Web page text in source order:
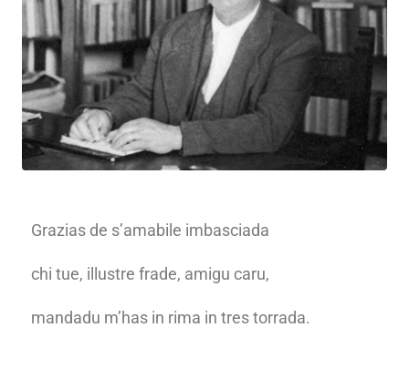
Grazias de s’amabile imbasciada
chi tue, illustre frade, amigu caru,
mandadu m’has in rima in tres torrada.